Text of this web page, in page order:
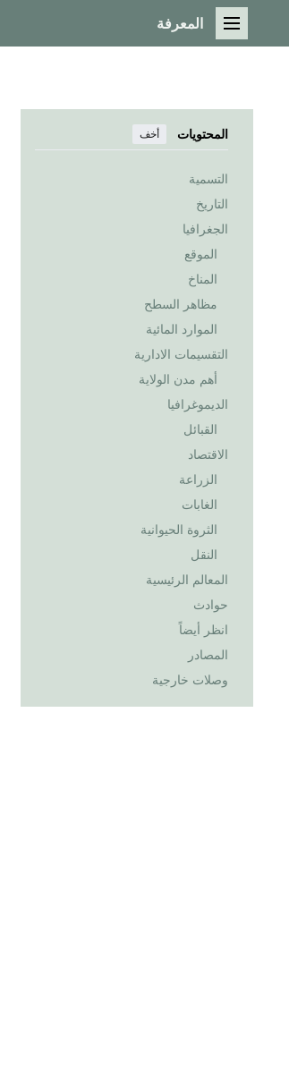
القائمة الرئيسية
المعرفة
المحتويات أخف
التسمية
التاريخ
الجغرافيا
الموقع
المناخ
مظاهر السطح
الموارد المائية
التقسيمات الادارية
أهم مدن الولاية
الديموغرافيا
القبائل
الاقتصاد
الزراعة
الغابات
الثروة الحيوانية
النقل
المعالم الرئيسية
حوادث
انظر أيضاً
المصادر
وصلات خارجية